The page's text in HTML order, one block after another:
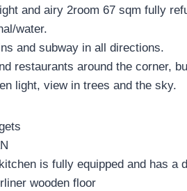
and airy 2room 67 sqm fully
water.
and subway in all directions.
restaurants around the corner,
light, view in trees and the sky.
is fully equipped and has a
wooden floor